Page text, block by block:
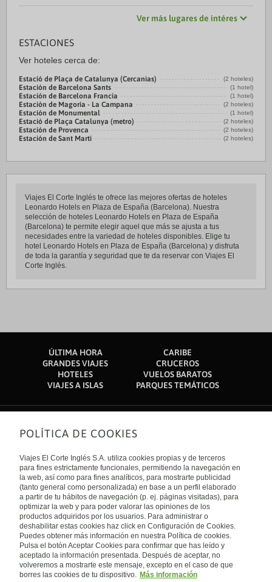
Ver más lugares de intéres
ESTACIONES
Ver hoteles cerca de:
Estació de Plaça de Catalunya (Cercanias) (2 hoteles)
Estación de Barcelona Sants (1 hotel)
Estación de Barcelona Francia (1 hotel)
Estación de Magoria - La Campana (2 hoteles)
Estación de Monumental (1 hotel)
Estació de Plaça Catalunya (metro) (2 hoteles)
Estación de Provenca (2 hoteles)
Estación de Sant Marti (2 hoteles)
Viajes El Corte Inglés te ofrece las mejores ofertas de hoteles
Leonardo Hotels en Plaza de España (Barcelona). Nuestra
selección de hoteles Leonardo Hotels en Plaza de España
(Barcelona) te permite elegir aquel que más se ajusta a tus
necesidades entre la variedad de hoteles disponibles. Elige tu
hotel Leonardo Hotels en Plaza de España (Barcelona) y disfruta
de toda la garantía y seguridad que te da reservar con Viajes El
Corte Inglés.
ÚLTIMA HORA
CARIBE
GRANDES VIAJES
CRUCEROS
HOTELES
VUELOS BARATOS
VIAJES A ISLAS
PARQUES TEMÁTICOS
Sobre nosotros
Quiénes somos
Financiación
Sostenibilidad
Turismo accesible
Tarjeta El Corte Inglés
Trabaja con nosotros
El Corte Inglés
Canal Ético
Enlaces de interés
Guías de viaje
Catálogos
Auto check-in
Condiciones Generales
Política de privacidad
Política de cookies
Accesibilidad
Empresas/ Grupos
Internacional
España
Visita nuestro blog
Blog de Viajes el Corte inglés
POLÍTICA DE COOKIES
Viajes El Corte Inglés S.A. utiliza cookies propias y de terceros
para fines estrictamente funcionales, permitiendo la navegación en
la web, así como para fines analíticos, para mostrarte publicidad
(tanto general como personalizada) en base a un perfil elaborado
a partir de tu hábitos de navegación (p. ej. páginas visitadas), para
optimizar la web y para poder valorar las opiniones de los
productos adquiridos por los usuarios. Para administrar o
deshabilitar estas cookies haz click en Configuración de Cookies.
Puedes obtener más información en nuestra Política de cookies.
Pulsa el botón Aceptar Cookies para confirmar que has leído y
aceptado la información presentada. Después de aceptar, no
volveremos a mostrarte este mensaje, excepto en el caso de que
borres las cookies de tu dispositivo. Más información